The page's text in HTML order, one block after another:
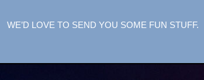
WE’D LOVE TO SEND YOU SOME FUN STUFF.